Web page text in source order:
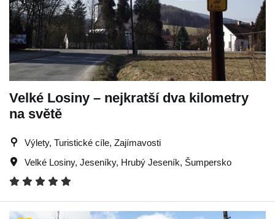
Velké Losiny – nejkratší dva kilometry
na světě
Výlety, Turistické cíle, Zajímavosti
Velké Losiny, Jeseníky, Hrubý Jeseník, Šumpersko